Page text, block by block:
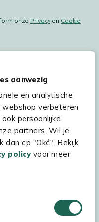
aanwezig
en analytische
webshop verbeteren
persoonlijke
partners. Wil je
dan op "Oké". Bekijk
policyvoor meer
onze Privacy en Cookie